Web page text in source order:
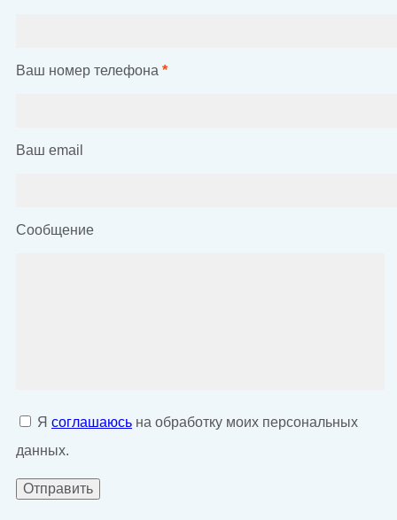
Ваш номер телефона *
Ваш email
Сообщение
Я соглашаюсь на обработку моих персональных
данных.